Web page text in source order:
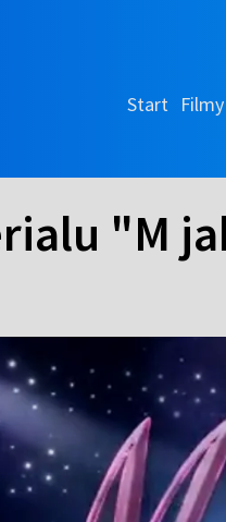
Start Filmy
"M